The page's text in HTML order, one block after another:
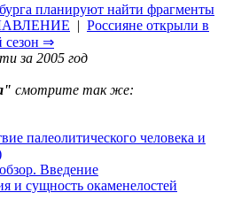
планируют найти фрагменты
| Россияне открыли в
сезон ⇒
за 2005 год
смотрите так же:
палеолитического человека и
Введение
и сущность окаменелостей